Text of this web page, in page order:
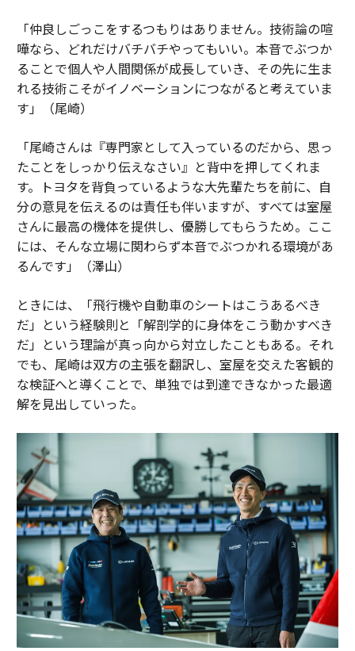
「仲良しごっこをするつもりはありません。技術論の喧
嘩なら、どれだけバチバチやってもいい。本音でぶつか
ることで個人や人間関係が成長していき、その先に生ま
れる技術こそがイノベーションにつながると考えていま
す」（尾崎）
「尾崎さんは『専門家として入っているのだから、思っ
たことをしっかり伝えなさい』と背中を押してくれま
す。トヨタを背負っているような大先輩たちを前に、自
分の意見を伝えるのは責任も伴いますが、すべては室屋
さんに最高の機体を提供し、優勝してもらうため。ここ
には、そんな立場に関わらず本音でぶつかれる環境があ
るんです」（澤山）
ときには、「飛行機や自動車のシートはこうあるべき
だ」という経験則と「解剖学的に身体をこう動かすべき
だ」という理論が真っ向から対立したこともある。それ
でも、尾崎は双方の主張を翻訳し、室屋を交えた客観的
な検証へと導くことで、単独では到達できなかった最適
解を見出していった。